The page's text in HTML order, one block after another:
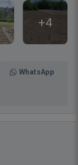
+4
WhatsApp